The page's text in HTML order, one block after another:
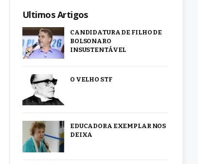
Ultimos Artigos
CANDIDATURA DE FILHO DE
BOLSONARO
INSUSTENTÁVEL
O VELHO STF
EDUCADORA EXEMPLAR NOS
DEIXA